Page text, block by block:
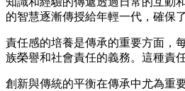
的智慧逐漸傳授給年輕一代，確保
責任感的培養是傳承的重要方面，
族榮譽和社會責任的義務。這種責
創新與傳統的平衡在傳承中尤為重